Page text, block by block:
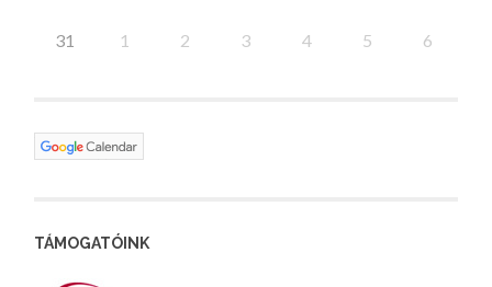
31 1 2 3 4 5 6
TÁMOGATÓINK